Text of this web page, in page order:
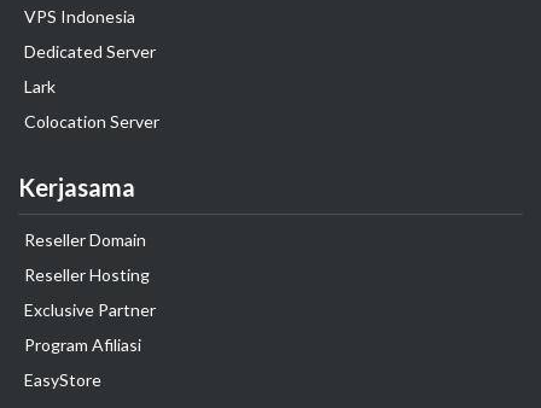
VPS Indonesia
Dedicated Server
Lark
Colocation Server
Kerjasama
Reseller Domain
Reseller Hosting
Exclusive Partner
Program Afiliasi
EasyStore